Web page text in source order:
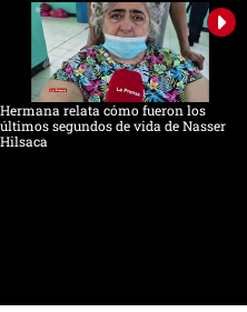
Hermana relata cómo fueron los
últimos segundos de vida de Nasser
Hilsaca